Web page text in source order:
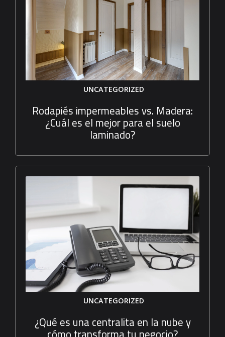
UNCATEGORIZED
Rodapiés impermeables vs. Madera:
¿Cuál es el mejor para el suelo
laminado?
UNCATEGORIZED
¿Qué es una centralita en la nube y